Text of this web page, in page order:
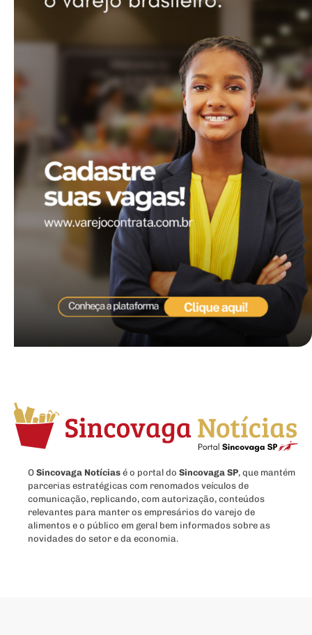
O Sincovaga Notícias é o portal do Sincovaga SP, que mantém
parcerias estratégicas com renomados veículos de
comunicação, replicando, com autorização, conteúdos
relevantes para manter os empresários do varejo de
alimentos e o público em geral bem informados sobre as
novidades do setor e da economia.